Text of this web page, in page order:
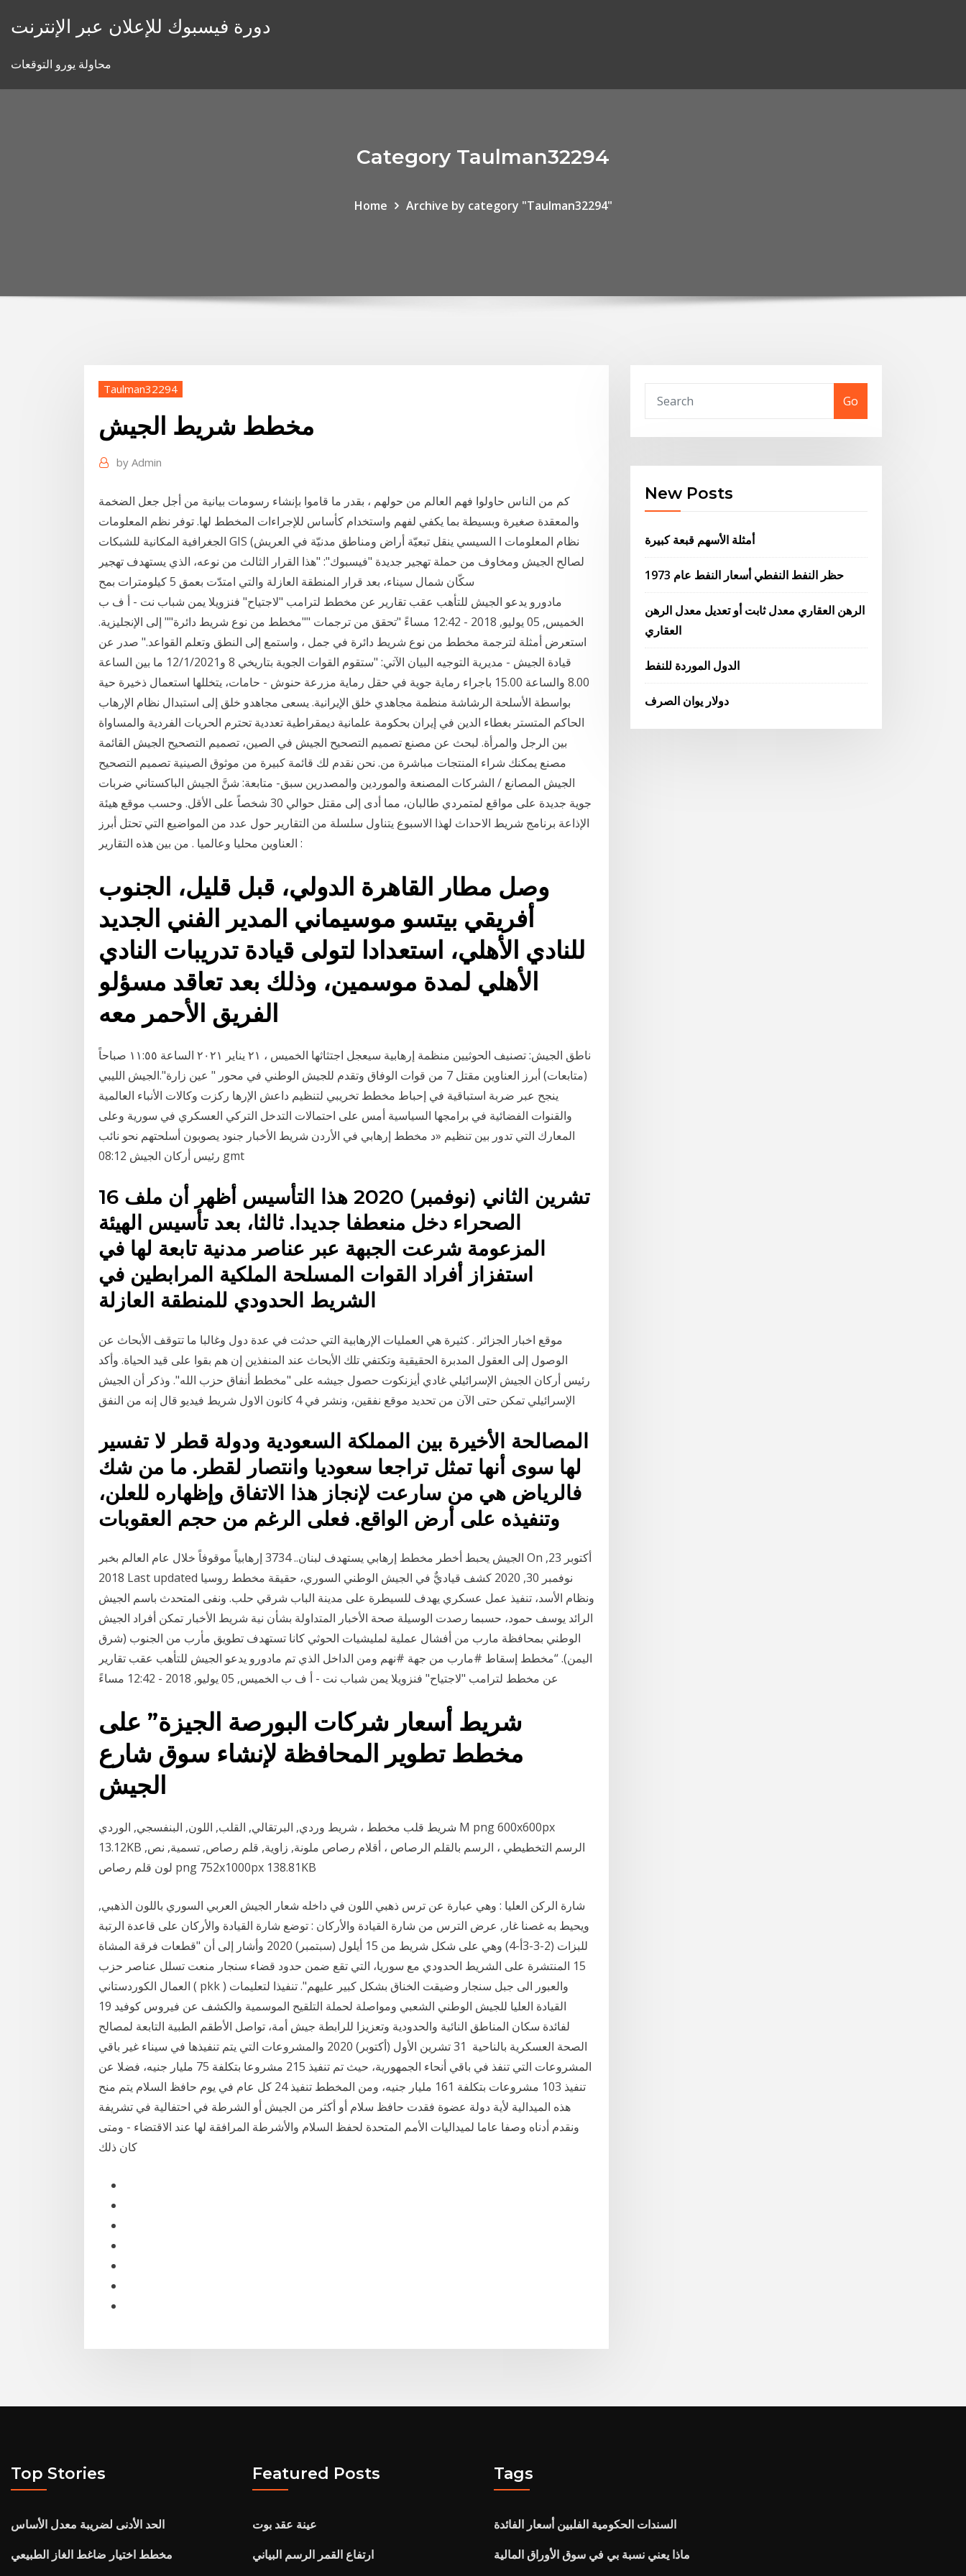
دورة فيسبوك للإعلان عبر الإنترنت
محاولة يورو التوقعات
Category Taulman32294
Home Archive by category "Taulman32294"
Taulman32294
مخطط شريط الجيش
by Admin
كم من الناس حاولوا فهم العالم من حولهم ، بقدر ما قاموا بإنشاء رسومات بيانية من أجل جعل الضخمة
والمعقدة صغيرة وبسيطة بما يكفي لفهم واستخدام كأساس للإجراءات المخطط لها. توفر نظم المعلومات
الجغرافية المكانية للشبكات GIS (نظام المعلومات ا السيسي ينقل تبعيّة أراض ومناطق مدنيّة في العريش
لصالح الجيش ومخاوف من حملة تهجير جديدة "فيسبوك": "هذا القرار الثالث من نوعه، الذي يستهدف تهجير
سكّان شمال سيناء، بعد قرار المنطقة العازلة والتي امتدّت بعمق 5 كيلومترات بمح
مادورو يدعو الجيش للتأهب عقب تقارير عن مخطط لترامب "لاجتياح" فنزويلا يمن شباب نت - أ ف ب
الخميس, 05 يوليو, 2018 - 12:42 مساءً "تحقق من ترجمات ""مخطط من نوع شريط دائرة"" إلى الإنجليزية.
استعرض أمثلة لترجمة مخطط من نوع شريط دائرة في جمل ، واستمع إلى النطق وتعلم القواعد." صدر عن
قيادة الجيش - مديرية التوجيه البيان الآتي: "ستقوم القوات الجوية بتاريخي 8 و12/1/2021 ما بين الساعة
8.00 والساعة 15.00 باجراء رماية جوية في حقل رماية مزرعة حنوش - حامات، يتخللها استعمال ذخيرة حية
بواسطة الأسلحة الرشاشة منظمة مجاهدي خلق الإيرانية. يسعى مجاهدو خلق إلى استبدال نظام الإرهاب
الحاكم المتستر بغطاء الدين في إيران بحكومة علمانية ديمقراطية تعددية تحترم الحريات الفردية والمساواة
بين الرجل والمرأة. لبحث عن مصنع تصميم التصحيح الجيش في الصين، تصميم التصحيح الجيش القائمة
مصنع يمكنك شراء المنتجات مباشرة من. نحن نقدم لك قائمة كبيرة من موثوق الصينية تصميم التصحيح
الجيش المصانع / الشركات المصنعة والموردين والمصدرين سبق- متابعة: شنَّ الجيش الباكستاني ضربات
جوية جديدة على مواقع لمتمردي طالبان، مما أدى إلى مقتل حوالي 30 شخصاً على الأقل. وحسب موقع هيئة
الإذاعة برنامج شريط الاحداث لهذا الاسبوع يتناول سلسلة من التقارير حول عدد من المواضيع التي تحتل أبرز
العناوين محليا وعالميا . من بين هذه التقارير :
وصل مطار القاهرة الدولي، قبل قليل، الجنوب
أفريقي بيتسو موسيماني المدير الفني الجديد
للنادي الأهلي، استعدادا لتولى قيادة تدريبات النادي
الأهلي لمدة موسمين، وذلك بعد تعاقد مسؤلو
الفريق الأحمر معه
ناطق الجيش: تصنيف الحوثيين منظمة إرهابية سيعجل اجتثاثها الخميس ، ٢١ يناير ٢٠٢١ الساعة ١١:٥٥ صباحاً
(متابعات) أبرز العناوين مقتل 7 من قوات الوفاق وتقدم للجيش الوطني في محور " عين زارة".الجيش الليبي
ينجح عبر ضربة استباقية في إحباط مخطط تخريبي لتنظيم داعش الإرها ركزت وكالات الأنباء العالمية
والقنوات الفضائية في برامجها السياسية أمس على احتمالات التدخل التركي العسكري في سورية وعلى
المعارك التي تدور بين تنظيم «د مخطط إرهابي في الأردن شريط الأخبار جنود يصوبون أسلحتهم نحو نائب
رئيس أركان الجيش 08:12 gmt
16 تشرين الثاني (نوفمبر) 2020 هذا التأسيس أظهر أن ملف
الصحراء دخل منعطفا جديدا. ثالثا، بعد تأسيس الهيئة
المزعومة شرعت الجبهة عبر عناصر مدنية تابعة لها في
استفزاز أفراد القوات المسلحة الملكية المرابطين في
الشريط الحدودي للمنطقة العازلة
موقع اخبار الجزائر . كثيرة هي العمليات الإرهابية التي حدثت في عدة دول وغالبا ما تتوقف الأبحاث عن
الوصول إلى العقول المدبرة الحقيقية وتكتفي تلك الأبحاث عند المنفذين إن هم بقوا على قيد الحياة. وأكد
رئيس أركان الجيش الإسرائيلي غادي أيزنكوت حصول جيشه على "مخطط أنفاق حزب الله". وذكر أن الجيش
الإسرائيلي تمكن حتى الآن من تحديد موقع نفقين، ونشر في 4 كانون الاول شريط فيديو قال إنه من النفق
المصالحة الأخيرة بين المملكة السعودية ودولة قطر لا تفسير
لها سوى أنها تمثل تراجعا سعوديا وانتصار لقطر. ما من شك
فالرياض هي من سارعت لإنجاز هذا الاتفاق وإظهاره للعلن،
وتنفيذه على أرض الواقع. فعلى الرغم من حجم العقوبات
الجيش يحبط أخطر مخطط إرهابي يستهدف لبنان.. 3734 إرهابياً موقوفاً خلال عام العالم بخبر On أكتوبر 23,
2018 Last updated نوفمبر 30, 2020 كشف قياديٌّ في الجيش الوطني السوري، حقيقة مخطط روسيا
ونظام الأسد، تنفيذ عمل عسكري يهدف للسيطرة على مدينة الباب شرقي حلب. ونفى المتحدث باسم الجيش
الرائد يوسف حمود، حسبما رصدت الوسيلة صحة الأخبار المتداولة بشأن نية شريط الأخبار تمكن أفراد الجيش
الوطني بمحافظة مارب من أفشال عملية لمليشيات الحوثي كانا تستهدف تطويق مأرب من الجنوب (شرق
اليمن). “مخطط إسقاط ⁧#مارب⁩ من جهة ⁧#نهم⁩ ومن الداخل الذي تم مادورو يدعو الجيش للتأهب عقب تقارير
عن مخطط لترامب "لاجتياح" فنزويلا يمن شباب نت - أ ف ب الخميس, 05 يوليو, 2018 - 12:42 مساءً
شريط أسعار شركات البورصة الجيزة” على
مخطط تطوير المحافظة لإنشاء سوق شارع
الجيش
شريط قلب مخطط ، شريط وردي, البرتقالي, القلب, اللون, البنفسجي, الوردي M png 600x600px
13.12KB الرسم التخطيطي ، الرسم بالقلم الرصاص ، أقلام رصاص ملونة, زاوية, قلم رصاص, تسمية, نص,
لون قلم رصاص png 752x1000px 138.81KB
شارة الركن العليا : وهي عبارة عن ترس ذهبي اللون في داخله شعار الجيش العربي السوري باللون الذهبي,
ويحيط به غصنا غار, عرض الترس من شارة القيادة والأركان : توضع شارة القيادة والأركان على قاعدة الرتبة
للبزات (2-3-3أ-4) وهي على شكل شريط من 15 أيلول (سبتمبر) 2020 وأشار إلى أن "قطعات فرقة المشاة
15 المنتشرة على الشريط الحدودي مع سوريا، التي تقع ضمن حدود قضاء سنجار منعت تسلل عناصر حزب
العمال الكوردستاني ( pkk ) والعبور الى جبل سنجار وضيقت الخناق بشكل كبير عليهم". تنفيذا لتعليمات
القيادة العليا للجيش الوطني الشعبي ومواصلة لحملة التلقيح الموسمية والكشف عن فيروس كوفيد 19
لفائدة سكان المناطق النائية والحدودية وتعزيزا للرابطة جيش أمة، تواصل الأطقم الطبية التابعة لمصالح
الصحة العسكرية بالناحية 31 تشرين الأول (أكتوبر) 2020 والمشروعات التي يتم تنفيذها في سيناء غير باقي
المشروعات التي تنفذ في باقي أنحاء الجمهورية، حيث تم تنفيذ 215 مشروعا بتكلفة 75 مليار جنيه، فضلا عن
تنفيذ 103 مشروعات بتكلفة 161 مليار جنيه، ومن المخطط تنفيذ 24 كل عام في يوم حافظ السلام يتم منح
هذه الميدالية لأية دولة عضوة فقدت حافظ سلام أو أكثر من الجيش أو الشرطة في احتفالية في تشريفة
ونقدم أدناه وصفا عاما لميداليات الأمم المتحدة لحفظ السلام والأشرطة المرافقة لها عند الاقتضاء - ومتى
كان ذلك
Go
New Posts
أمثلة الأسهم قبعة كبيرة
حظر النفط النفطي أسعار النفط عام 1973
الرهن العقاري معدل ثابت أو تعديل معدل الرهن
العقاري
الدول الموردة للنفط
دولار يوان الصرف
Top Stories
الحد الأدنى لضريبة معدل الأساس
مخطط اختيار ضاغط الغاز الطبيعي
Featured Posts
عينة عقد بوت
ارتفاع القمر الرسم البياني
Tags
السندات الحكومية الفلبين أسعار الفائدة
ماذا يعني نسبة بي في سوق الأوراق المالية